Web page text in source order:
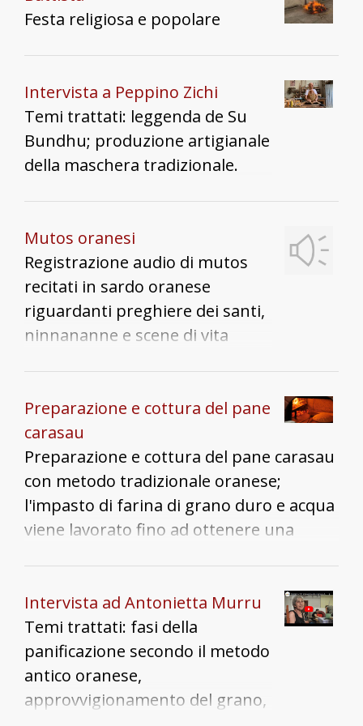
riproposizione della ricerca, da
perché era stato arrestato. Si
portava in processione l'Ecce
Homo, Gesù flagellato, insieme
alla madonna vestita di nero
quasi di corsa per le strade in
silenzio. La cosa impressionante
per la signora Gigina era che,
poichè al tempo si usava vestirsi
sempre di colori scuri, la
del paese. Dagli anni '50 in poi la
processione de sa chirca è
andata perduta, dice Gigina,
perché le persone non
partecipavano più, forse perché
si svolgeva molto presto al
processione perduta nello
stesso periodo. Si tratta della
processione e della festa di
Sant’Isidoro. Essendo legata a
mondo agricolo “addio contadini
Festa religiosa e popolare
Intervista a Peppino Zichi
Temi trattati: leggenda de Su
Bundhu; produzione artigianale
della maschera tradizionale.
Mutos oranesi
Registrazione audio di mutos
recitati in sardo oranese
riguardanti preghiere dei santi,
ninnananne e scene di vita
Preparazione e cottura del pane
carasau
Preparazione e cottura del pane carasau
con metodo tradizionale oranese;
l'impasto di farina di grano duro e acqua
viene lavorato fino ad ottenere una
che poi sono passate una seconda volta
in forno per la doratura
Intervista ad Antonietta Murru
Temi trattati: fasi della
panificazione secondo il metodo
antico oranese,
approvvigionamento del grano,